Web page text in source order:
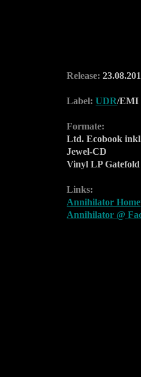
Release:
Label: UDR/EMI
Formate:
Ltd. Ecobook
Jewel-CD
Vinyl LP Gatefold
Links:
Annihilator
Annihilator @